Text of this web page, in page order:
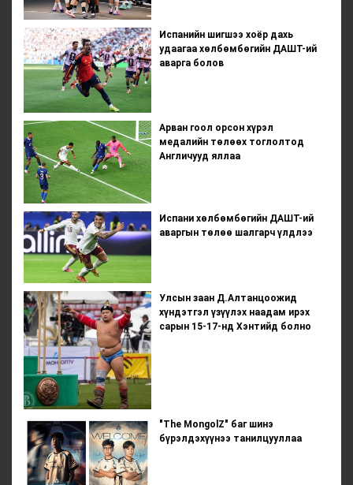
Испанийн шигшээ хоёр дахь
удаагаа хөлбөмбөгийн ДАШТ-ий
аварга болов
Арван гоол орсон хүрэл
медалийн төлөөх тоглолтод
Англичууд яллаа
Испани хөлбөмбөгийн ДАШТ-ий
аваргын төлөө шалгарч үлдлээ
Улсын заан Д.Алтанцоожид
хүндэтгэл үзүүлэх наадам ирэх
сарын 15-17-нд Хэнтийд болно
"The MongolZ" баг шинэ
бүрэлдэхүүнээ танилцууллаа